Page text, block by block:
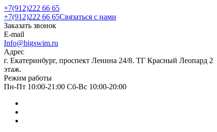
+7(912)222 66 65
+7(912)222 66 65Связаться с нами
Заказать звонок
E-mail
Info@bigswim.ru
Адрес
г. Екатеринбург, проспект Ленина 24/8. ТГ Красный Леопард 2
этаж.
Режим работы
Пн-Пт 10:00-21:00 Сб-Вс 10:00-20:00